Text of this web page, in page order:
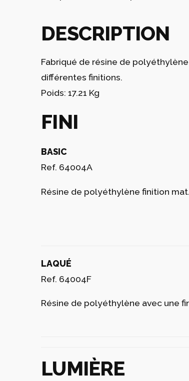
DESCRIPTION
Fabriqué de résine de
différentes finitions.
Poids: 17.21 Kg
FINI
BASIC
Ref. 64004A
Résine de polyéthylène finition mat.
LAQUÉ
Ref. 64004F
Résine de polyéthylène avec une
LUMIÈRE